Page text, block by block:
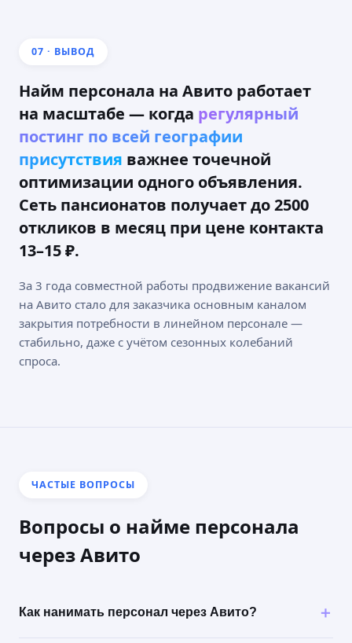
07 · ВЫВОД
Найм персонала на Авито работает
на масштабе — когда регулярный
постинг по всей географии
присутствия важнее точечной
оптимизации одного объявления.
Сеть пансионатов получает до 2500
откликов в месяц при цене контакта
13–15 ₽.
За 3 года совместной работы продвижение вакансий
на Авито стало для заказчика основным каналом
закрытия потребности в линейном персонале —
стабильно, даже с учётом сезонных колебаний
спроса.
ЧАСТЫЕ ВОПРОСЫ
Вопросы о найме персонала
через Авито
Как нанимать персонал через Авито?
Политика конфиденциальности
Публичная оферта
Полезные инструменты
Кейсы
Контакты
avilance@yandex.ru
Юр. адрес: Московская область, Химки, Московская улица, 1
ОГРНИП: 323508100171816
Офис: г. Москва, Авиамоторная улица, 50
Работаем по всей России.